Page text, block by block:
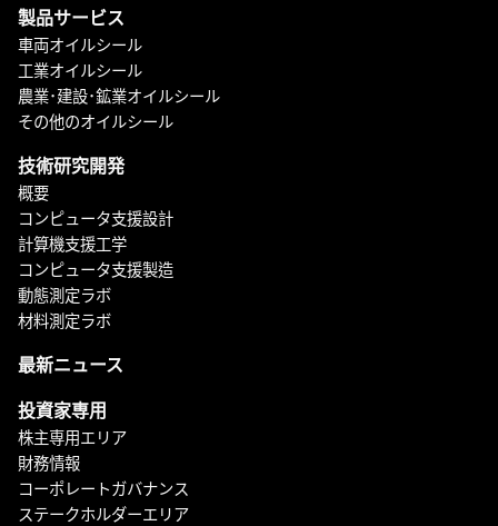
製品サービス
車両オイルシール
工業オイルシール
農業･建設･鉱業オイルシール
その他のオイルシール
技術研究開発
概要
コンピュータ支援設計
計算機支援工学
コンピュータ支援製造
動態測定ラボ
材料測定ラボ
最新ニュース
投資家専用
株主専用エリア
財務情報
コーポレートガバナンス
ステークホルダーエリア